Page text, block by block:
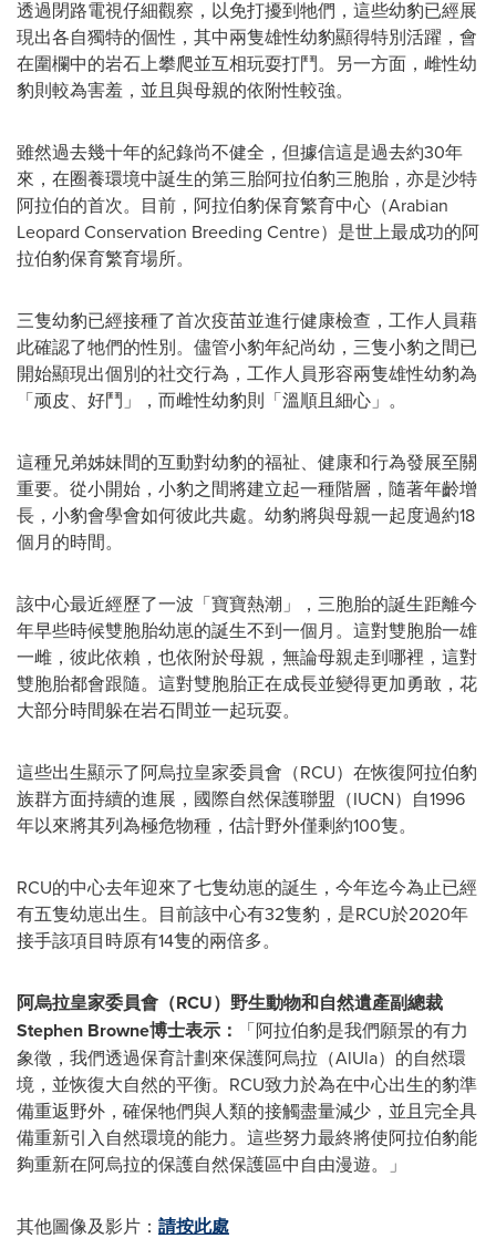
透過閉路電視仔細觀察，以免打擾到牠們，這些幼豹已經展
現出各自獨特的個性，其中兩隻雄性幼豹顯得特別活躍，會
在圍欄中的岩石上攀爬並互相玩耍打鬥。另一方面，雌性幼
豹則較為害羞，並且與母親的依附性較強。
雖然過去幾十年的紀錄尚不健全，但據信這是過去約30年
來，在圈養環境中誕生的第三胎阿拉伯豹三胞胎，亦是沙特
阿拉伯的首次。目前，阿拉伯豹保育繁育中心（Arabian
Leopard Conservation Breeding Centre）是世上最成功的阿
拉伯豹保育繁育場所。
三隻幼豹已經接種了首次疫苗並進行健康檢查，工作人員藉
此確認了牠們的性別。儘管小豹年紀尚幼，三隻小豹之間已
開始顯現出個別的社交行為，工作人員形容兩隻雄性幼豹為
「顽皮、好鬥」，而雌性幼豹則「溫順且細心」。
這種兄弟姊妹間的互動對幼豹的福祉、健康和行為發展至關
重要。從小開始，小豹之間將建立起一種階層，隨著年齡增
長，小豹會學會如何彼此共處。幼豹將與母親一起度過約18
個月的時間。
該中心最近經歷了一波「寶寶熱潮」，三胞胎的誕生距離今
年早些時候雙胞胎幼崽的誕生不到一個月。這對雙胞胎一雄
一雌，彼此依賴，也依附於母親，無論母親走到哪裡，這對
雙胞胎都會跟隨。這對雙胞胎正在成長並變得更加勇敢，花
大部分時間躲在岩石間並一起玩耍。
這些出生顯示了阿烏拉皇家委員會（RCU）在恢復阿拉伯豹
族群方面持續的進展，國際自然保護聯盟（IUCN）自1996
年以來將其列為極危物種，估計野外僅剩約100隻。
RCU的中心去年迎來了七隻幼崽的誕生，今年迄今為止已經
有五隻幼崽出生。目前該中心有32隻豹，是RCU於2020年
接手該項目時原有14隻的兩倍多。
阿烏拉皇家委員會（RCU）野生動物和自然遺產副總裁
Stephen Browne博士表示：
「阿拉伯豹是我們願景的有力
象徵，我們透過保育計劃來保護阿烏拉（AlUla）的自然環
境，並恢復大自然的平衡。RCU致力於為在中心出生的豹準
備重返野外，確保牠們與人類的接觸盡量減少，並且完全具
備重新引入自然環境的能力。這些努力最終將使阿拉伯豹能
夠重新在阿烏拉的保護自然保護區中自由漫遊。」
其他圖像及影片： 請按此處